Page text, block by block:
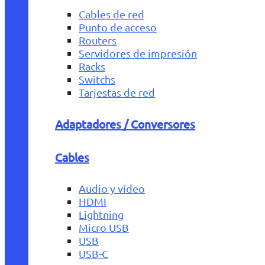
Cables de red
Punto de acceso
Routers
Servidores de impresión
Racks
Switchs
Tarjestas de red
Adaptadores / Conversores
Cables
Audio y vídeo
HDMI
Lightning
Micro USB
USB
USB-C